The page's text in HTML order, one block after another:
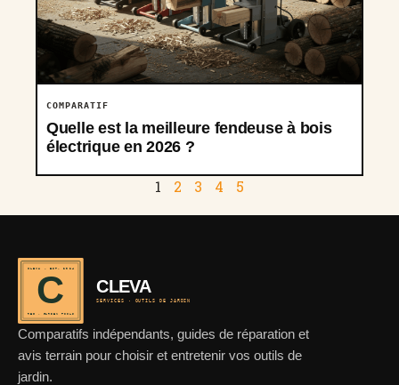
COMPARATIF
Quelle est la meilleure fendeuse à bois
électrique en 2026 ?
1 2 3 4 5
C
CLEVA · EST. 2024
REF · GARDEN TOOLS
CLEVA
SERVICES · OUTILS DE JARDIN
Comparatifs indépendants, guides de réparation et
avis terrain pour choisir et entretenir vos outils de
jardin.